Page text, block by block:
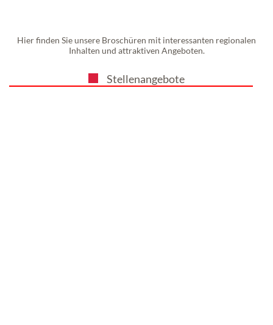
Hier finden Sie unsere Broschüren mit interessanten regionalen
Inhalten und attraktiven Angeboten.
Stellenangebote